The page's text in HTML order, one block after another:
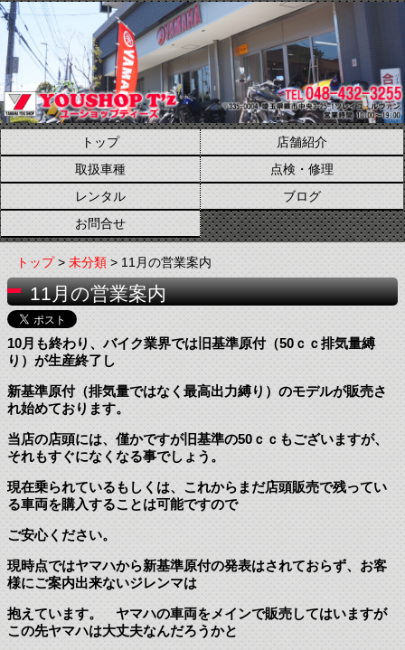
トップ
店舗紹介
取扱車種
点検・修理
レンタル
ブログ
お問合せ
トップ>未分類> 11月の営業案内
11月の営業案内
10月も終わり、バイク業界では旧基準原付（50ｃｃ排気量縛
り）が生産終了し
新基準原付（排気量ではなく最高出力縛り）のモデルが販売さ
れ始めております。
当店の店頭には、僅かですが旧基準の50ｃｃもございますが、
それもすぐになくなる事でしょう。
現在乗られているもしくは、これからまだ店頭販売で残ってい
る車両を購入することは可能ですので
ご安心ください。
現時点ではヤマハから新基準原付の発表はされておらず、お客
様にご案内出来ないジレンマは
抱えています。 ヤマハの車両をメインで販売してはいますが
この先ヤマハは大丈夫なんだろうかと